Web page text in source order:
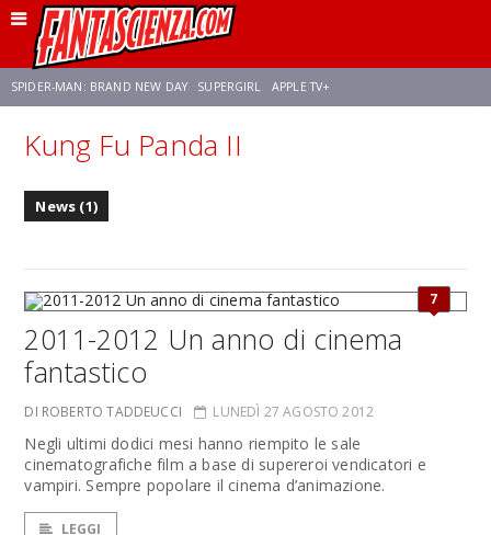
SPIDER-MAN: BRAND NEW DAY SUPERGIRL APPLE TV+
FRANCO RICCIARDIELLO ZENDAYA STAR TREK
Kung Fu Panda II
News (1)
7
2011-2012 Un anno di cinema
fantastico
DI ROBERTO TADDEUCCI LUNEDÌ 27 AGOSTO 2012
Negli ultimi dodici mesi hanno riempito le sale
cinematografiche film a base di supereroi vendicatori e
vampiri. Sempre popolare il cinema d’animazione.
LEGGI